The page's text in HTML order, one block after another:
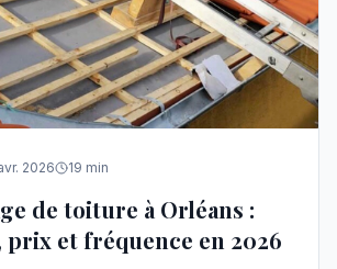
2026 19 min
de toiture à Orléans :
prix et fréquence en 2026